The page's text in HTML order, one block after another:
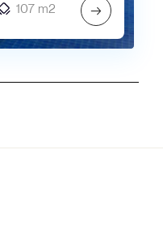
107 m2 →